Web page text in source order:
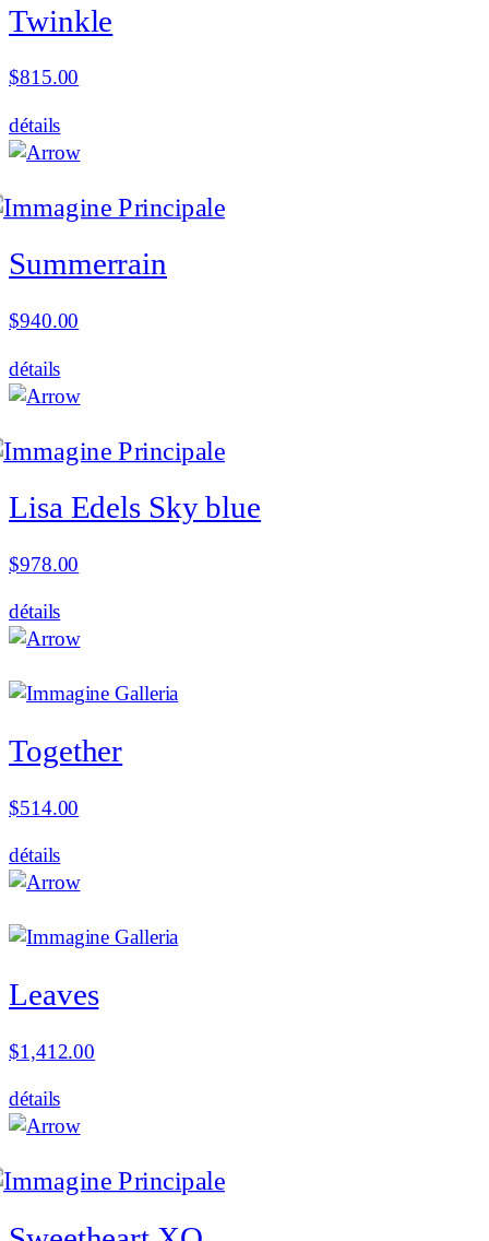
Twinkle
$815.00
détails
Summerrain
$940.00
détails
Lisa Edels Sky blue
$978.00
détails
Together
$514.00
détails
Leaves
$1,412.00
détails